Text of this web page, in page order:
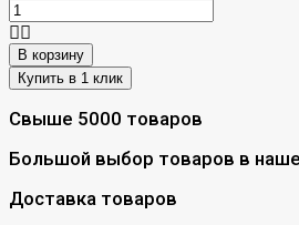
В корзину
Свыше 5000 товаров
Большой выбор товаров в
Доставка товаров